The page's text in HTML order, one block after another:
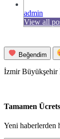
admin
View all
Beğendim
İzmir Büyükşehir
Tamamen
Yeni haberlerden